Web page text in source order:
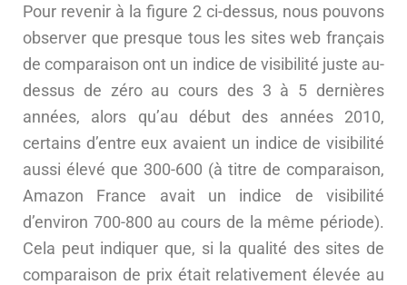
Pour revenir à la figure 2 ci-dessus, nous pouvons
observer que presque tous les sites web français
de comparaison ont un indice de visibilité juste au-
dessus de zéro au cours des 3 à 5 dernières
années, alors qu’au début des années 2010,
certains d’entre eux avaient un indice de visibilité
aussi élevé que 300-600 (à titre de comparaison,
Amazon France avait un indice de visibilité
d’environ 700-800 au cours de la même période).
Cela peut indiquer que, si la qualité des sites de
comparaison de prix était relativement élevée au